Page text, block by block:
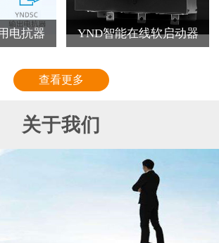
电抗器 YND智能在线软启动器
查看更多
关于我们